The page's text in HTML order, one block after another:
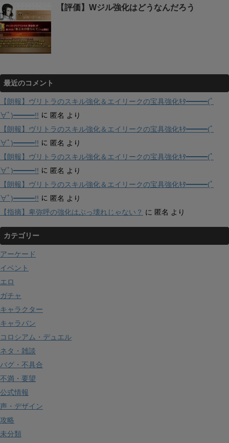
【評価】Wジル強化はどうなんだろう
最近のコメント
【朗報】ヴリトラのスキル強化＆エイリークの宝具強化ｷﾀ━━━(ﾟ
∀ﾟ)━━━!! に 匿名 より
【朗報】ヴリトラのスキル強化＆エイリークの宝具強化ｷﾀ━━━(ﾟ
∀ﾟ)━━━!! に 匿名 より
【朗報】ヴリトラのスキル強化＆エイリークの宝具強化ｷﾀ━━━(ﾟ
∀ﾟ)━━━!! に 匿名 より
【朗報】ヴリトラのスキル強化＆エイリークの宝具強化ｷﾀ━━━(ﾟ
∀ﾟ)━━━!! に 匿名 より
【指摘】卑弥呼の強化はぶっ壊れじゃない？ に 匿名 より
カテゴリー
アーケード
イベント
エロ
ガチャ
キャラクター
キャラバン
コロシアム・デュエル
ネタ・雑談
バグ・不具合
不満・要望
公式情報
声・デザイン
攻略
未分類